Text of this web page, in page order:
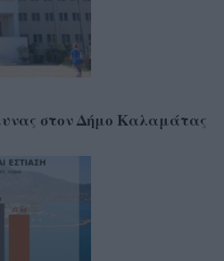
στον Δήμο Καλαμάτας